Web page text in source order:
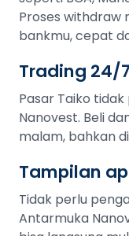
Proses withdraw
bankmu, cepat
Trading 24/
Pasar Taiko
Nanovest. Beli
malam, bahkan
Tampilan
Tidak perlu
Antarmuka